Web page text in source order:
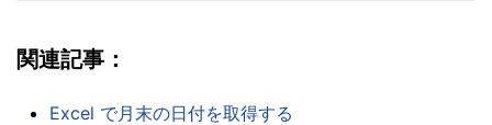
関連記事：
Excel で月末の日付を取得する